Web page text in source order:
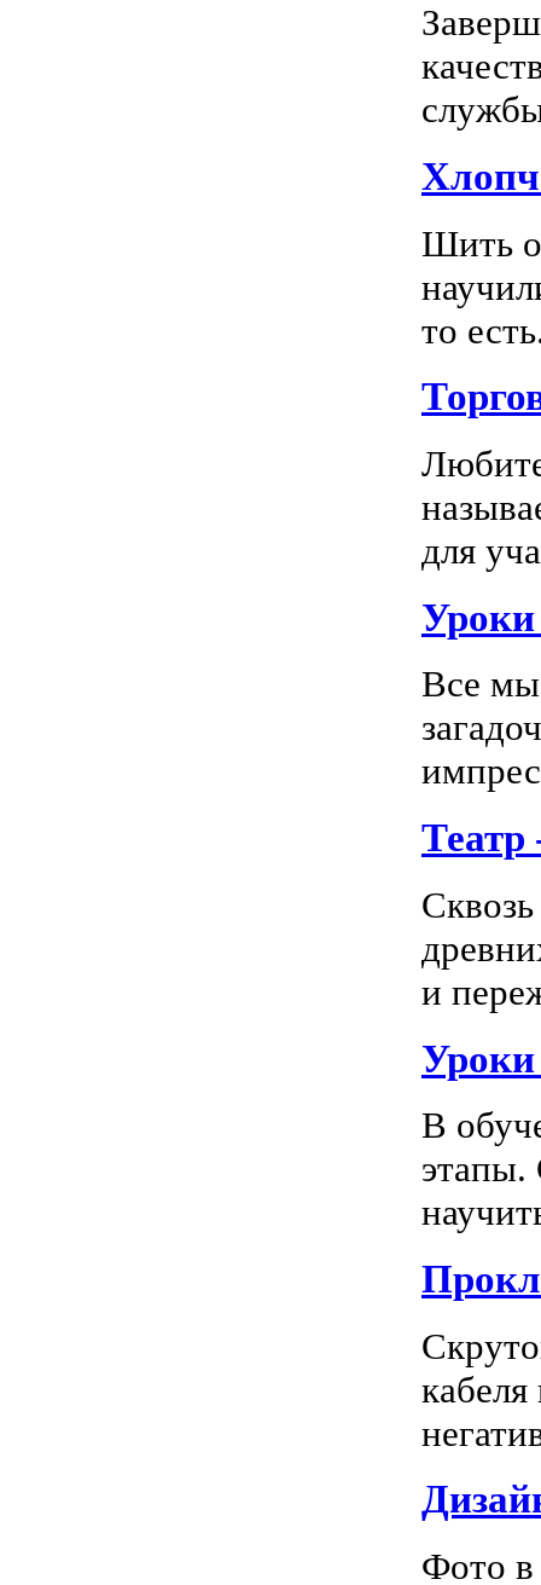
Шить
то
для
Уроки
Все
и
В
этапы.
Фото в